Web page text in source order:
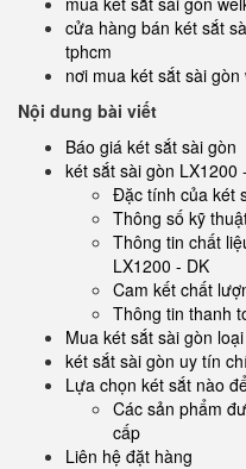
cửa hàng bán két sắt
tphcm
nơi mua két sắt sài
Nội dung bài viết
Báo giá két sắt sài gòn
két sắt sài gòn LX1200
Đặc tính của két
Thông số kỹ
Thông tin chất
LX1200 - DK
Cam kết chất
Thông tin thanh
Mua két sắt sài gòn
két sắt sài gòn uy tín
Lựa chọn két sắt nào
Các sản phẩm
cấp
Liên hệ đặt hàng